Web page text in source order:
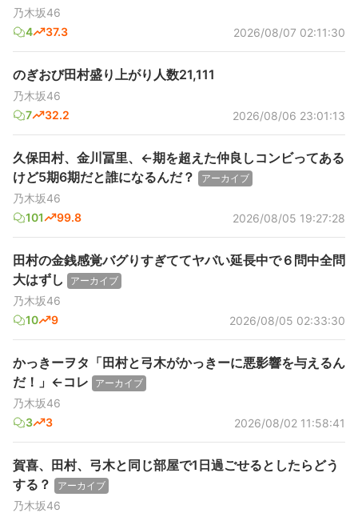
乃木坂46
4
37.3 2026/08/07 02:11:30
のぎおび田村盛り上がり人数21,111
乃木坂46
7
32.2 2026/08/06 23:01:13
久保田村、金川冨里、←期を超えた仲良しコンビってある
けど5期6期だと誰になるんだ？
アーカイブ
乃木坂46
101
99.8 2026/08/05 19:27:28
田村の金銭感覚バグりすぎててヤバい延長中で６問中全問
大はずし
アーカイブ
乃木坂46
10
9 2026/08/05 02:33:30
かっきーヲタ「田村と弓木がかっきーに悪影響を与えるん
だ！」←コレ
アーカイブ
乃木坂46
3
3 2026/08/02 11:58:41
賀喜、田村、弓木と同じ部屋で1日過ごせるとしたらどう
する？
アーカイブ
乃木坂46